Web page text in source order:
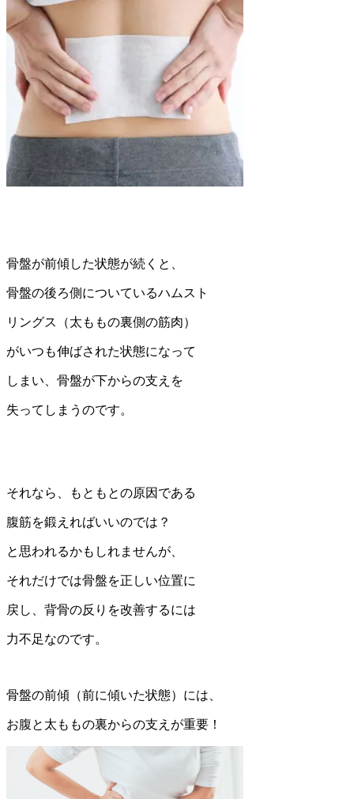
骨盤が前傾した状態が続くと、
骨盤の後ろ側についているハムスト
リングス（太ももの裏側の筋肉）
がいつも伸ばされた状態になって
しまい、骨盤が下からの支えを
失ってしまうのです。
それなら、もともとの原因である
腹筋を鍛えればいいのでは？
と思われるかもしれませんが、
それだけでは骨盤を正しい位置に
戻し、背骨の反りを改善するには
力不足なのです。
骨盤の前傾（前に傾いた状態）には、
お腹と太ももの裏からの支えが重要！